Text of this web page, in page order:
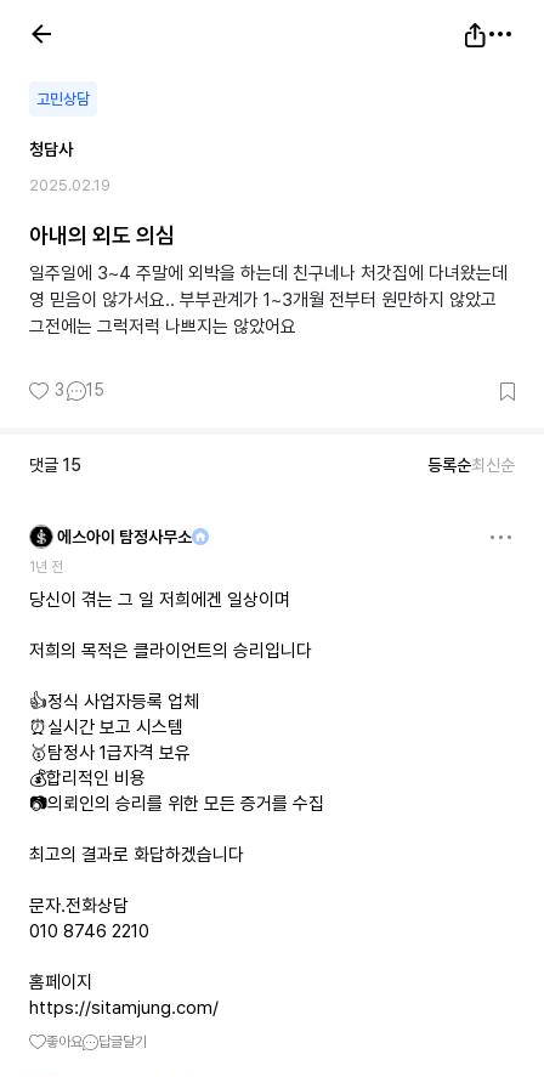
고민상담
청담사
2025.02.19
아내의 외도 의심
일주일에 3~4 주말에 외박을 하는데 친구네나 처갓집에 다녀왔는데
영 믿음이 않가서요.. 부부관계가 1~3개월 전부터 원만하지 않았고
그전에는 그럭저럭 나쁘지는 않았어요
3 15
댓글 15 등록순최신순
에스아이 탐정사무소
1년 전
당신이 겪는 그 일 저희에겐 일상이며
저희의 목적은 클라이언트의 승리입니다
👍정식 사업자등록 업체
⏰️실시간 보고 시스템
🥇탐정사 1급자격 보유
💰합리적인 비용
📷의뢰인의 승리를 위한 모든 증거를 수집
최고의 결과로 화답하겠습니다
문자.전화상담
010 8746 2210
https://sitamjung.com/
좋아요 답글달기